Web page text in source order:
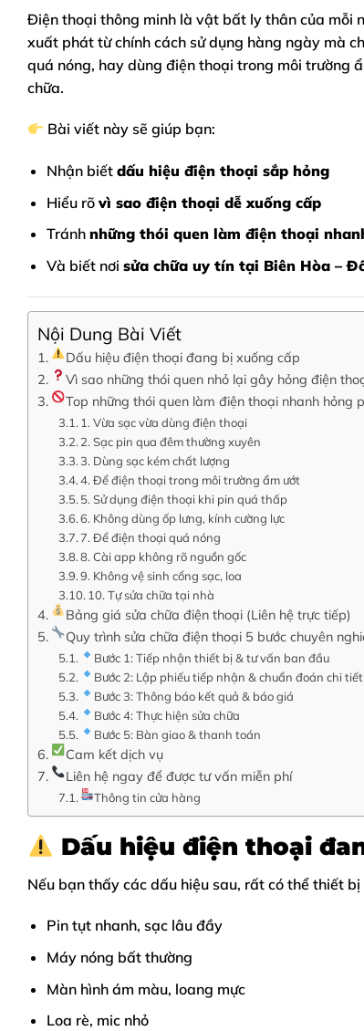
Điện thoại thông minh là vật bất ly thân của mỗi
xuất phát từ chính cách sử dụng hàng ngày mà
quá nóng, hay dùng điện thoại trong môi trường
chữa.
Bài viết này sẽ giúp bạn:
Nhận biết dấu hiệu điện thoại sắp hỏng
Hiểu rõ vì sao điện thoại dễ xuống cấp
Tránh những thói quen làm điện thoại
Và biết nơi sửa chữa uy tín tại Biên Hòa –
Nội Dung Bài Viết
Dấu hiệu điện thoại đang bị xuống cấp
Vì sao những thói quen nhỏ lại gây hỏng điện
Top những thói quen làm điện thoại nhanh hỏng
1. Vừa sạc vừa dùng điện thoại
2. Sạc pin qua đêm thường xuyên
3. Dùng sạc kém chất lượng
4. Để điện thoại trong môi trường ẩm ướt
5. Sử dụng điện thoại khi pin quá thấp
6. Không dùng ốp lưng, kính cường lực
7. Để điện thoại quá nóng
8. Cài app không rõ nguồn gốc
9. Không vệ sinh cổng sạc, loa
10. Tự sửa chữa tại nhà
Bảng giá sửa chữa điện thoại (Liên hệ trực tiếp)
Quy trình sửa chữa điện thoại 5 bước chuyên
Bước 1: Tiếp nhận thiết bị & tư vấn ban đầu
Bước 2: Lập phiếu tiếp nhận & chuẩn đoán chi tiết
Bước 3: Thông báo kết quả & báo giá
Bước 4: Thực hiện sửa chữa
Bước 5: Bàn giao & thanh toán
Cam kết dịch vụ
Liên hệ ngay để được tư vấn miễn phí
Thông tin cửa hàng
Dấu hiệu điện thoại
Nếu bạn thấy các dấu hiệu sau, rất có thể thiết
Pin tụt nhanh, sạc lâu đầy
Máy nóng bất thường
Màn hình ám màu, loang mực
Loa rè, mic nhỏ